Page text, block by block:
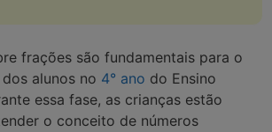
frações são fundamentais para o
alunos no 4° ano do Ensino
essa fase, as crianças estão
o conceito de números